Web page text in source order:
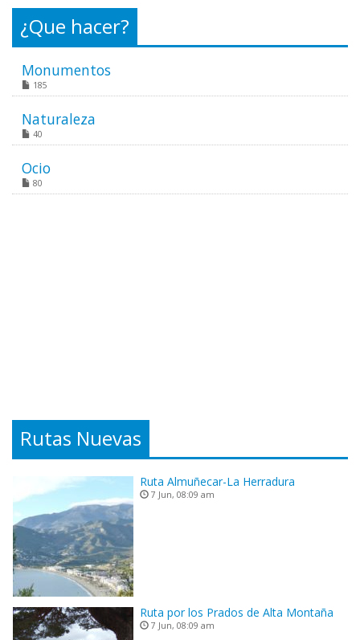
¿Que hacer?
Monumentos
185
Naturaleza
40
Ocio
80
Rutas Nuevas
Ruta Almuñecar-La Herradura
7 Jun, 08:09 am
Ruta por los Prados de Alta Montaña
7 Jun, 08:09 am